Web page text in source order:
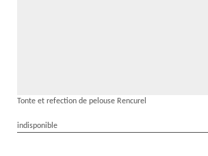
Tonte et refection de pelouse Rencurel
indisponible